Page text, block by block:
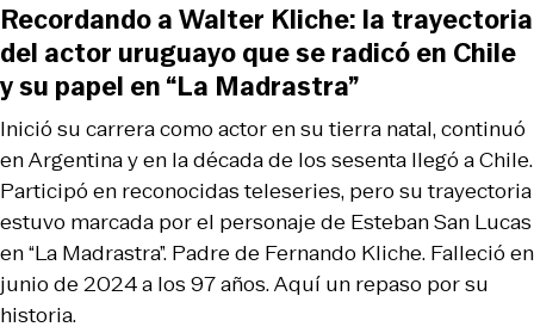
Inició su carrera como actor en su tierra natal, continuó
en Argentina y en la década de los sesenta llegó a Chile.
Participó en reconocidas teleseries, pero su trayectoria
estuvo marcada por el personaje de Esteban San Lucas
en “La Madrastra”. Padre de Fernando Kliche. Falleció en
junio de 2024 a los 97 años. Aquí un repaso por su
historia.
Recordando a Walter Kliche: la trayectoria
del actor uruguayo que se radicó en Chile
y su papel en “La Madrastra”